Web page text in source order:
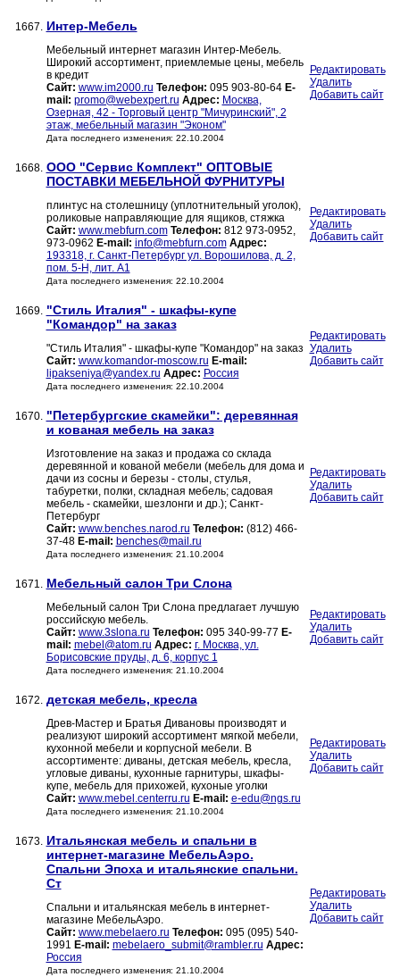
1667. Интер-Мебель
Мебельный интернет магазин Интер-Мебель.
Широкий ассортимент, приемлемые цены, мебель
в кредит
Сайт: www.im2000.ru Телефон: 095 903-80-64 E-
mail: promo@webexpert.ru Адрес: Москва,
Озерная, 42 - Торговый центр "Мичуринский", 2
этаж, мебельный магазин "Эконом"
Дата последнего изменения: 22.10.2004
Редактировать
Удалить
Добавить сайт
1668. ООО "Сервис Комплект" ОПТОВЫЕ
ПОСТАВКИ МЕБЕЛЬНОЙ ФУРНИТУРЫ
плинтус на столешницу (уплотнительный уголок),
роликовые направляющие для ящиков, стяжка
Сайт: www.mebfurn.com Телефон: 812 973-0952,
973-0962 E-mail: info@mebfurn.com Адрес:
193318, г. Санкт-Петербург ул. Ворошилова, д. 2,
пом. 5-Н, лит. А1
Дата последнего изменения: 22.10.2004
Редактировать
Удалить
Добавить сайт
1669. "Стиль Италия" - шкафы-купе
"Командор" на заказ
"Стиль Италия" - шкафы-купе "Командор" на заказ
Сайт: www.komandor-moscow.ru E-mail:
lipakseniya@yandex.ru Адрес: Россия
Дата последнего изменения: 22.10.2004
Редактировать
Удалить
Добавить сайт
1670. "Петербургские скамейки": деревянная
и кованая мебель на заказ
Изготовление на заказ и продажа со склада
деревянной и кованой мебели (мебель для дома и
дачи из сосны и березы - столы, стулья,
табуретки, полки, складная мебель; садовая
мебель - скамейки, шезлонги и др.); Санкт-
Петербург
Сайт: www.benches.narod.ru Телефон: (812) 466-
37-48 E-mail: benches@mail.ru
Дата последнего изменения: 21.10.2004
Редактировать
Удалить
Добавить сайт
1671. Мебельный салон Три Слона
Мебельный салон Три Слона предлагает лучшую
российскую мебель.
Сайт: www.3slona.ru Телефон: 095 340-99-77 E-
mail: mebel@atom.ru Адрес: г. Москва, ул.
Борисовские пруды, д. 6, корпус 1
Дата последнего изменения: 21.10.2004
Редактировать
Удалить
Добавить сайт
1672. детская мебель, кресла
Древ-Мастер и Братья Дивановы производят и
реализуют широкий ассортимент мягкой мебели,
кухонной мебели и корпусной мебели. В
ассортименте: диваны, детская мебель, кресла,
угловые диваны, кухонные гарнитуры, шкафы-
купе, мебель для прихожей, кухоные уголки
Сайт: www.mebel.centerru.ru E-mail: e-edu@ngs.ru
Дата последнего изменения: 21.10.2004
Редактировать
Удалить
Добавить сайт
1673. Итальянская мебель и спальни в
интернет-магазине МебельАэро.
Спальни Эпоха и итальянские спальни.
Ст
Спальни и итальянская мебель в интернет-
магазине МебельАэро.
Сайт: www.mebelaero.ru Телефон: 095 (095) 540-
1991 E-mail: mebelaero_submit@rambler.ru Адрес:
Россия
Дата последнего изменения: 21.10.2004
Редактировать
Удалить
Добавить сайт